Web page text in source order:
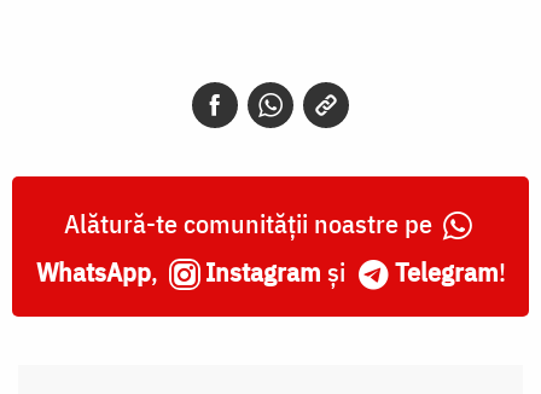
Alătură-te comunității noastre pe
WhatsApp, Instagram și Telegram!